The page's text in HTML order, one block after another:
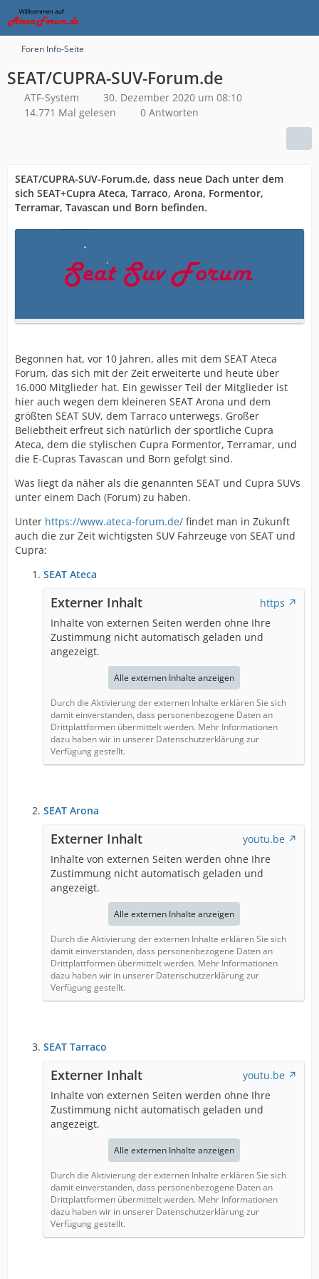
Foren Info-Seite
SEAT/CUPRA-SUV-Forum.de
ATF-System
30. Dezember 2020 um 08:10
14.771 Mal gelesen
0 Antworten
SEAT/CUPRA-SUV-Forum.de, dass neue Dach unter dem
sich SEAT+Cupra Ateca, Tarraco, Arona, Formentor,
Terramar, Tavascan und Born befinden.
Begonnen hat, vor 10 Jahren, alles mit dem SEAT Ateca
Forum, das sich mit der Zeit erweiterte und heute über
16.000 Mitglieder hat. Ein gewisser Teil der Mitglieder ist
hier auch wegen dem kleineren SEAT Arona und dem
größten SEAT SUV, dem Tarraco unterwegs. Großer
Beliebtheit erfreut sich natürlich der sportliche Cupra
Ateca, dem die stylischen Cupra Formentor, Terramar, und
die E-Cupras Tavascan und Born gefolgt sind.
Was liegt da näher als die genannten SEAT und Cupra SUVs
unter einem Dach (Forum) zu haben.
Unter https://www.ateca-forum.de/ findet man in Zukunft
auch die zur Zeit wichtigsten SUV Fahrzeuge von SEAT und
Cupra:
SEAT Ateca
Externer Inhalt
https
Inhalte von externen Seiten werden ohne Ihre
Zustimmung nicht automatisch geladen und
angezeigt.
Alle externen Inhalte anzeigen
Durch die Aktivierung der externen Inhalte erklären Sie sich
damit einverstanden, dass personenbezogene Daten an
Drittplattformen übermittelt werden. Mehr Informationen
dazu haben wir in unserer Datenschutzerklärung zur
Verfügung gestellt.
SEAT Arona
Externer Inhalt
youtu.be
Inhalte von externen Seiten werden ohne Ihre
Zustimmung nicht automatisch geladen und
angezeigt.
Alle externen Inhalte anzeigen
Durch die Aktivierung der externen Inhalte erklären Sie sich
damit einverstanden, dass personenbezogene Daten an
Drittplattformen übermittelt werden. Mehr Informationen
dazu haben wir in unserer Datenschutzerklärung zur
Verfügung gestellt.
SEAT Tarraco
Externer Inhalt
youtu.be
Inhalte von externen Seiten werden ohne Ihre
Zustimmung nicht automatisch geladen und
angezeigt.
Alle externen Inhalte anzeigen
Durch die Aktivierung der externen Inhalte erklären Sie sich
damit einverstanden, dass personenbezogene Daten an
Drittplattformen übermittelt werden. Mehr Informationen
dazu haben wir in unserer Datenschutzerklärung zur
Verfügung gestellt.